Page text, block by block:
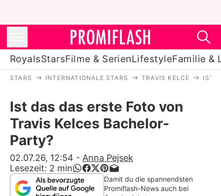
RoyalsStarsFilme & SerienLifestyleFamilie &
Stars
Filme & Serien
Lifestyle
Familie & Liebe
STARS INTERNATIONALE STARS TRAVIS KELCE IST
Ist das das erste Foto von
Travis Kelces Bachelor-
Party?
02.07.26, 12:54 - Anna Pejsek
Lesezeit: 2 min
Damit du die spannendsten
Promiflash-News auch bei